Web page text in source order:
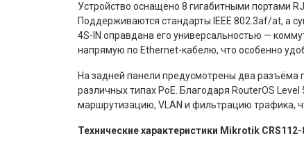
Устройство оснащено 8 гигабитными портами
Поддерживаются стандарты IEEE 802.3af/at, а
4S-IN оправдана его универсальностью —
напрямую по Ethernet-кабелю, что особенно
На задней панели предусмотрены два разъёма
различных типах PoE. Благодаря RouterOS
маршрутизацию, VLAN и фильтрацию трафика,
Технические характеристики Mikrotik